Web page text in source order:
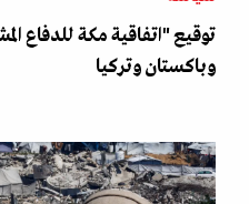
توقيع "اتفاقية مكة للدفاع
وباكستان وتركيا